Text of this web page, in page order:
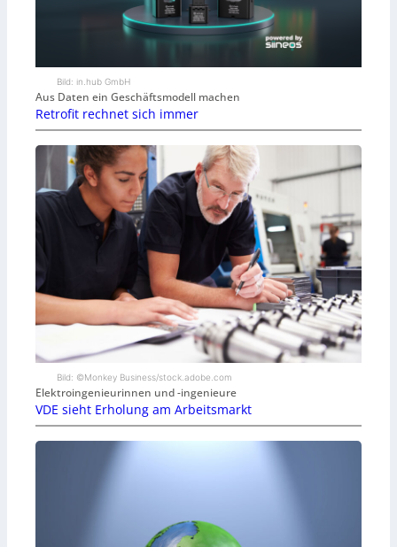
Bild: in.hub GmbH
Aus Daten ein Geschäftsmodell machen
Retrofit rechnet sich immer
Bild: ©Monkey Business/stock.adobe.com
Elektroingenieurinnen und -ingenieure
VDE sieht Erholung am Arbeitsmarkt